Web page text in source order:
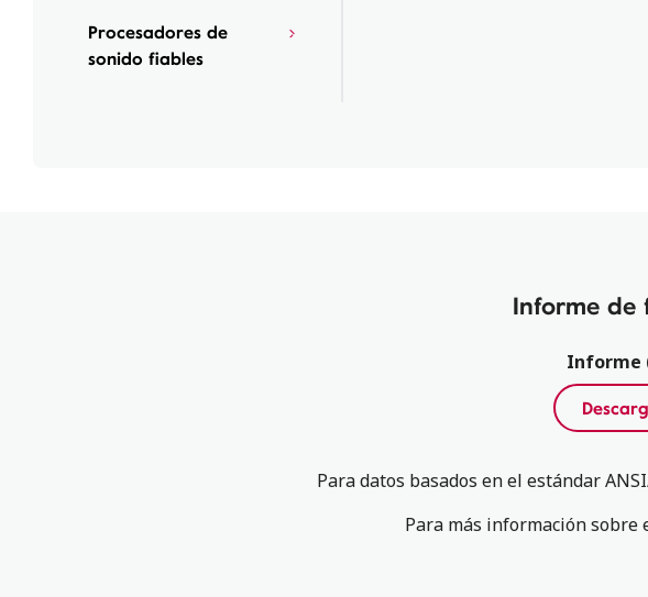
Procesadores de
sonido fiables
Informe de
Informe
Para datos basados en el estándar
Para más información